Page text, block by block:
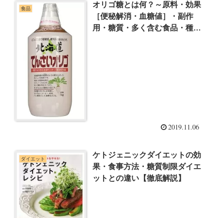
食品
オリゴ糖とは何？～原料・効果
［便秘解消・血糖値］・副作
用・糖質・多く含む食品・種類
2019.11.06
ダイエット
ケトジェニックダイエットの効
果・食事方法・糖質制限ダイエ
ットとの違い【徹底解説】